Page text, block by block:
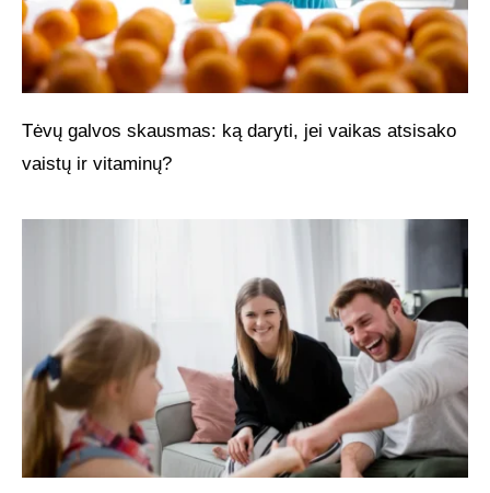
Tėvų galvos skausmas: ką daryti, jei vaikas atsisako
vaistų ir vitaminų?